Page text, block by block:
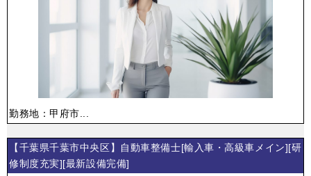
勤務地：甲府市...
【千葉県千葉市中央区】自動車整備士[輸入車・高級車メイン][研
修制度充実][最新設備完備]